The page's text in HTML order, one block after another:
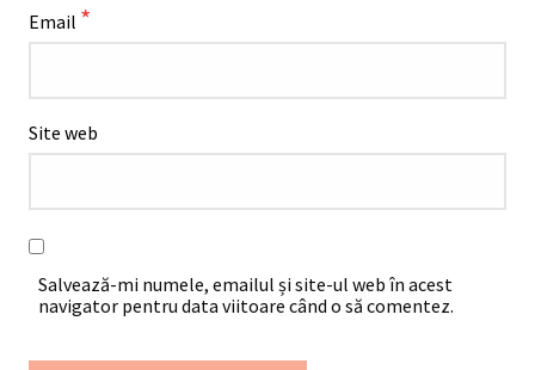
Email *
Site web
Salvează-mi numele, emailul și site-ul web în acest
navigator pentru data viitoare când o să comentez.